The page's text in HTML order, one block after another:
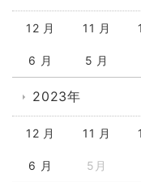
12 月 11 月
6 月 5 月
2023年
12 月 11 月
6 月 5月